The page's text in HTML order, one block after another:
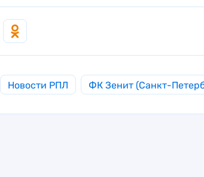
Новости РПЛ ФК Зенит (Санкт-